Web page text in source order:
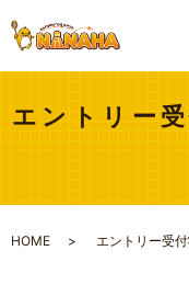
エントリー
HOME エントリー受